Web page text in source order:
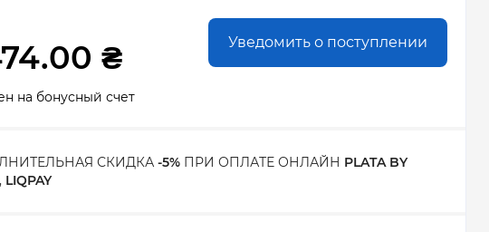
₴ Уведомить о поступлении
на бонусный счет
СКИДКА -5%ПРИ ОПЛАТЕ ОНЛАЙН PLATA BY
LIQPAY